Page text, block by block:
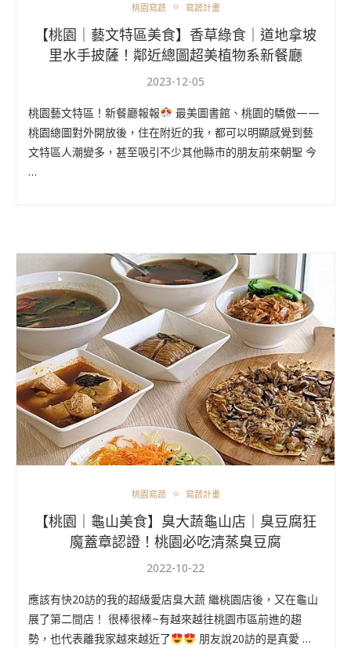
桃園寫蔬 寫蔬計畫
【桃園｜藝文特區美食】香草綠食｜道地拿坡
里水手披薩！鄰近總圖超美植物系新餐廳
2023-12-05
桃園藝文特區！新餐廳報報
最美圖書館、桃園的驕傲——
桃園總圖對外開放後，住在附近的我，都可以明顯感覺到藝
文特區人潮變多，甚至吸引不少其他縣市的朋友前來朝聖 今
…
桃園寫蔬 寫蔬計畫
【桃園｜龜山美食】臭大蔬龜山店｜臭豆腐狂
魔蓋章認證！桃園必吃清蒸臭豆腐
2022-10-22
應該有快20訪的我的超級愛店臭大蔬 繼桃園店後，又在龜山
展了第二間店！ 很棒很棒~有越來越往桃園市區前進的趨
勢，也代表離我家越來越近了
朋友說20訪的是真愛 …